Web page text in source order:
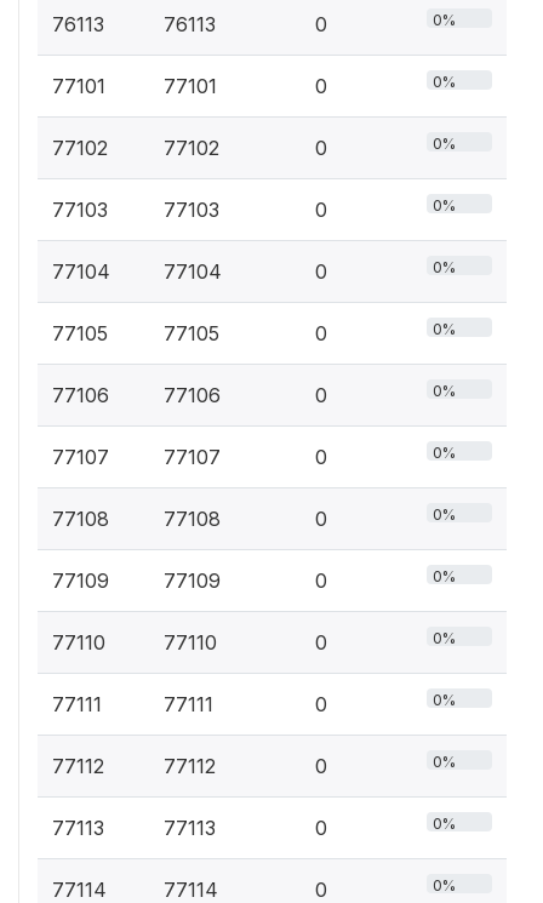
76113 76113 0 0%
77101 77101 0 0%
77102 77102 0 0%
77103 77103 0 0%
77104 77104 0 0%
77105 77105 0 0%
77106 77106 0 0%
77107 77107 0 0%
77108 77108 0 0%
77109 77109 0 0%
77110 77110 0 0%
77111 77111 0 0%
77112 77112 0 0%
77113 77113 0 0%
77114 77114 0 0%